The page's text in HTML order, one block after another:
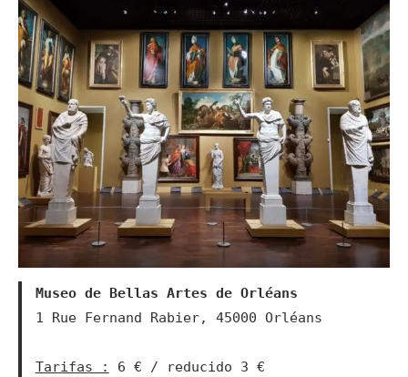
Museo de Bellas Artes de Orléans
1 Rue Fernand Rabier, 45000 Orléans
Tarifas :